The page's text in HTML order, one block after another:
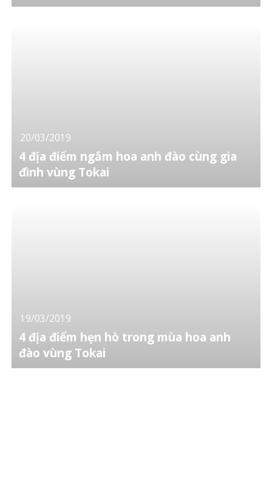
20/03/2019
4 địa điểm ngắm hoa anh đào cùng gia
đình vùng Tokai
19/03/2019
4 địa điểm hẹn hò trong mùa hoa anh
đào vùng Tokai